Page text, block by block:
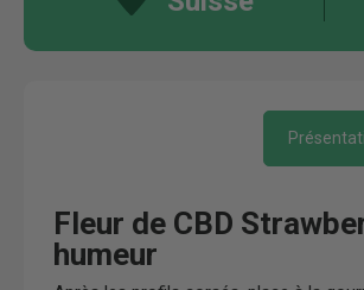
Fleur de CBD
humeur